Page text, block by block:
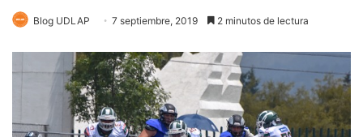
Blog UDLAP 7 septiembre, 2019 2 minutos de lectura